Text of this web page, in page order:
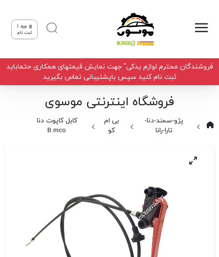
ورود |
ثبت نام
فروشندگان محترم لوازم یدکی" جهت نمایش قیمتهای همکاری حتماباید
ثبت نام کنید سپس باپشتیبانی تماس بگیرید
فروشگاه اینترنتی موسوی
پژو-سمند-دنا-
تارا-رانا
بی ام
کو
کابل کاپوت دنا
B.mco